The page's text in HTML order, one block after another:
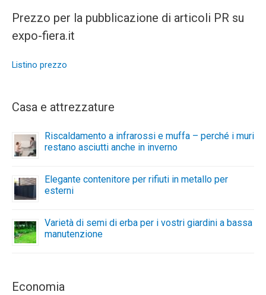
Prezzo per la pubblicazione di articoli PR su
expo-fiera.it
Listino prezzo
Casa e attrezzature
Riscaldamento a infrarossi e muffa – perché i muri
restano asciutti anche in inverno
Elegante contenitore per rifiuti in metallo per
esterni
Varietà di semi di erba per i vostri giardini a bassa
manutenzione
Economia